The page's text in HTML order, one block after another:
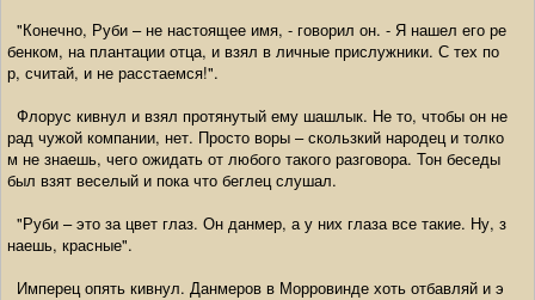
"Конечно, Руби – не настоящее имя, - говорил он. - Я нашел его ре
бенком, на плантации отца, и взял в личные прислужники. С тех по
р, считай, и не расстаемся!".
Флорус кивнул и взял протянутый ему шашлык. Не то, чтобы он не
рад чужой компании, нет. Просто воры – скользкий народец и толко
м не знаешь, чего ожидать от любого такого разговора. Тон беседы
был взят веселый и пока что беглец слушал.
"Руби – это за цвет глаз. Он данмер, а у них глаза все такие. Ну, з
наешь, красные".
Имперец опять кивнул. Данмеров в Морровинде хоть отбавляй и э